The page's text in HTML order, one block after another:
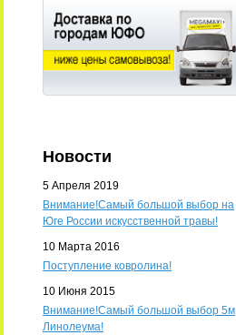
Новости
5 Апреля 2019
Внимание!Самый большой выбор на
Юге России искусственной травы!
10 Марта 2016
Поступление ковролина!
10 Июня 2015
Внимание!Самый большой выбор 5м
Линолеума!